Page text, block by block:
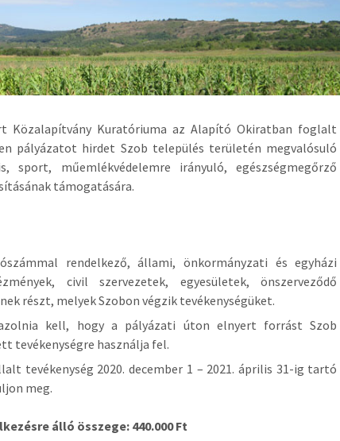
Közalapítvány Kuratóriuma az Alapító Okiratban foglalt
pályázatot hirdet Szob település területén megvalósuló
sport, műemlékvédelemre irányuló, egészségmegőrző
támogatására.
rendelkező, állami, önkormányzati és egyházi
civil szervezetek, egyesületek, önszerveződő
részt, melyek Szobon végzik tevékenységüket.
kell, hogy a pályázati úton elnyert forrást Szob
tevékenységre használja fel.
tevékenység 2020. december 1 – 2021. április 31-ig tartó
meg.
álló összege: 440.000 Ft